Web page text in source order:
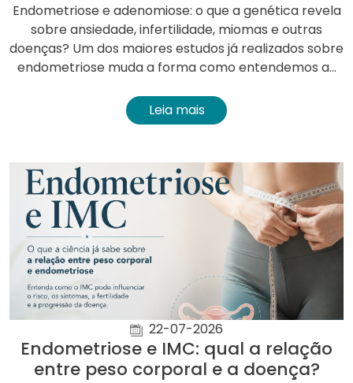
Endometriose e adenomiose: o que a genética revela
sobre ansiedade, infertilidade, miomas e outras
doenças? Um dos maiores estudos já realizados sobre
endometriose muda a forma como entendemos a...
Leia mais
22-07-2026
Endometriose e IMC: qual a relação
entre peso corporal e a doença?